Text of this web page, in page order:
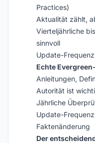
Practices)
Aktualität zählt,
Vierteljährliche
sinnvoll
Update-
Echte
Anleitungen,
Autorität ist
Jährliche
Update-
Faktenänderung
Der